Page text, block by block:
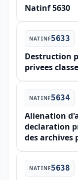
Natinf 5630
NATINF5633
Destruction
privees
NATINF5634
Alienation
declaration
des archives
NATINF5638